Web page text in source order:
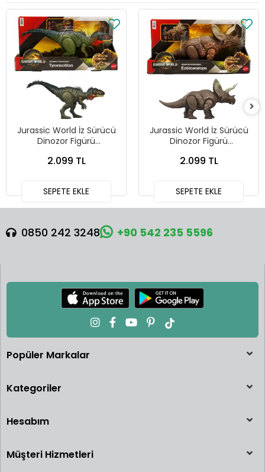
Jurassic World İz Sürücü
Dinozor Figürü
2.099 TL
SEPETE EKLE
Jurassic World İz Sürücü
Dinozor Figürü
2.099 TL
SEPETE EKLE
0850 242 3248 +90 542 235 5596
Popüler Markalar
Kategoriler
Hesabım
Müşteri Hizmetleri